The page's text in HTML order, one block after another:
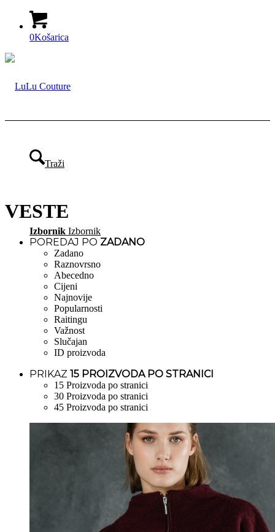
0Košarica
Traži
Izbornik Izbornik
VESTE
POREDAJ PO ZADANO
Zadano
Raznovrsno
Abecedno
Cijeni
Najnovije
Popularnosti
Raitingu
Važnost
Slučajan
ID proizvoda
PRIKAZ 15 PROIZVODA PO STRANICI
15 Proizvoda po stranici
30 Proizvoda po stranici
45 Proizvoda po stranici